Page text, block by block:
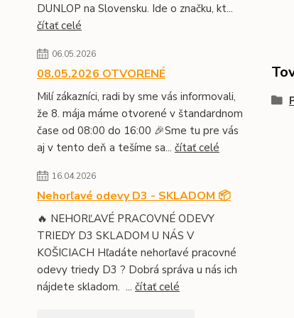
DUNLOP na Slovensku. Ide o značku, kt...
čítať celé
06.05.2026
08.05.2026 OTVORENÉ
Milí zákazníci, radi by sme vás informovali,
že 8. mája máme otvorené v štandardnom
čase od 08:00 do 16:00 🎉Sme tu pre vás
aj v tento deň a tešíme sa... čítať celé
16.04.2026
Nehorľavé odevy D3 - SKLADOM 📦
🔥 NEHORĽAVÉ PRACOVNÉ ODEVY
TRIEDY D3 SKLADOM U NÁS V
KOŠICIACH Hľadáte nehorľavé pracovné
odevy triedy D3 ? Dobrá správa u nás ich
nájdete skladom. ... čítať celé